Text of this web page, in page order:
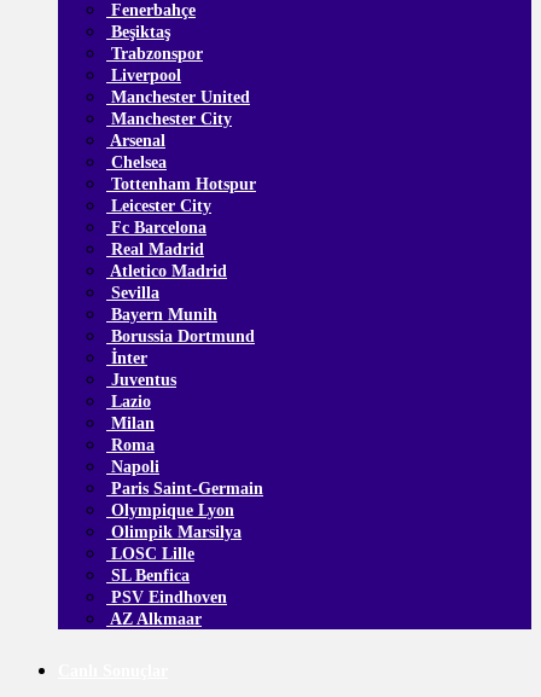
Fenerbahçe
Beşiktaş
Trabzonspor
Liverpool
Manchester United
Manchester City
Arsenal
Chelsea
Tottenham Hotspur
Leicester City
Fc Barcelona
Real Madrid
Atletico Madrid
Sevilla
Bayern Munih
Borussia Dortmund
İnter
Juventus
Lazio
Milan
Roma
Napoli
Paris Saint-Germain
Olympique Lyon
Olimpik Marsilya
LOSC Lille
SL Benfica
PSV Eindhoven
AZ Alkmaar